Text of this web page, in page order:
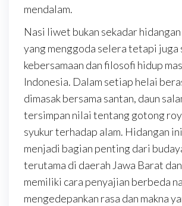
mendalam.
Nasi liwet bukan sekadar
yang menggoda selera tetapi juga
kebersamaan dan filosofi hidup
Indonesia. Dalam setiap helai
dimasak bersama santan, daun
tersimpan nilai tentang gotong
syukur terhadap alam. Hidangan
menjadi bagian penting dari
terutama di daerah Jawa Barat
memiliki cara penyajian berbeda
mengedepankan rasa dan makna